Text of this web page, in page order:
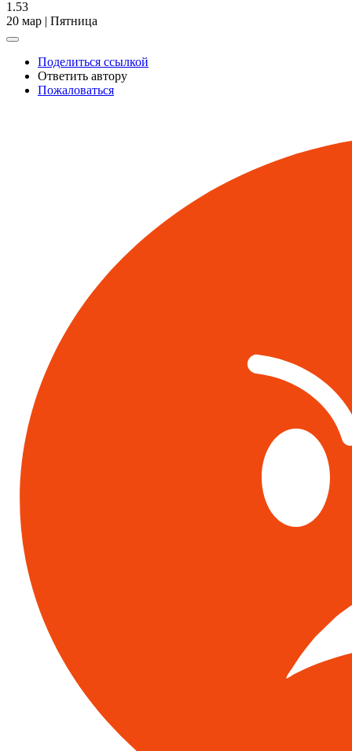
1.53
20 мар | Пятница
Поделиться ссылкой
Ответить автору
Пожаловаться